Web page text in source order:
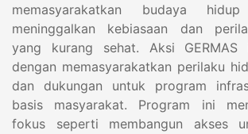
memasyarakatkan budaya
meninggalkan kebiasaan dan
yang kurang sehat. Aksi
dengan memasyarakatkan perilaku
dan dukungan untuk program
basis masyarakat. Program ini
fokus seperti membangun akses